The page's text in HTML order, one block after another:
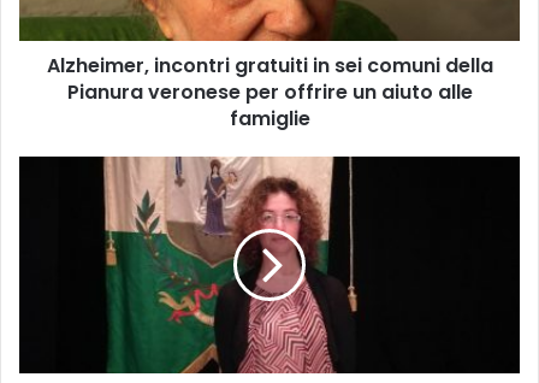
Pianura
veronese
Alzheimer, incontri gratuiti in sei comuni della
Pianura veronese per offrire un aiuto alle
famiglie
preannuncia
rassegne